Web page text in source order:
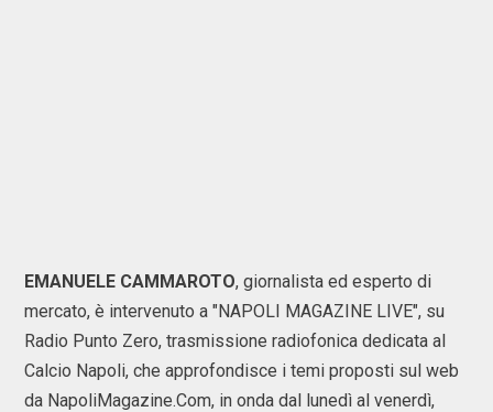
EMANUELE CAMMAROTO, giornalista ed esperto di
mercato, è intervenuto a "NAPOLI MAGAZINE LIVE", su
Radio Punto Zero, trasmissione radiofonica dedicata al
Calcio Napoli, che approfondisce i temi proposti sul web
da NapoliMagazine.Com, in onda dal lunedì al venerdì,